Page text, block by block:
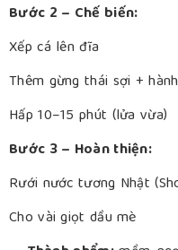
Bước 2 – Chế biến:
Xếp cá lên đĩa
Thêm gừng thái sợi +
Hấp 10–15 phút (lửa vừa)
Bước 3 – Hoàn thiện:
Rưới nước tương Nhật
Cho vài giọt dầu mè